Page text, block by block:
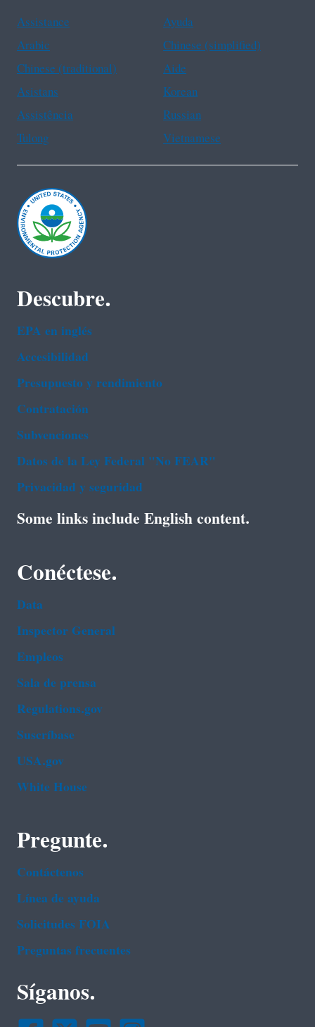
Assistance
Ayuda
Arabic
Chinese (simplified)
Chinese (traditional)
Aide
Asistans
Korean
Assistência
Russian
Tulong
Vietnamese
Descubre.
EPA en ingl‌és
Accesibilidad
Presupuesto y rendimiento
Contratación
Subvenciones
Datos de la Ley Federal "No FEAR"
Privacidad y seguridad
Some links include English content.
Conéctese.
Data
Inspector General
Empleos
Sala de prensa
Regulations.gov
Suscríbase
USA.gov
White House
Pregunte.
Contáctenos
Línea de ayuda
Solicitudes FOIA
Preguntas frecuentes
Síganos.